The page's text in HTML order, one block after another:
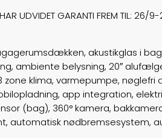
UDVIDET GARANTI FREM TIL: 26/
akustikglas i
ambiente belysning, 20″
zone klima, varmepumpe,
app integration,
(bag), 360° kamera,
automatisk nødbremsesystem,